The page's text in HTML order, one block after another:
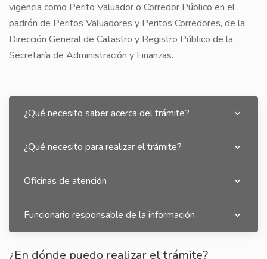
vigencia como Perito Valuador o Corredor Público en el
padrón de Peritos Valuadores y Peritos Corredores, de la
Dirección General de Catastro y Registro Público de la
Secretaría de Administración y Finanzas.
¿Qué necesito saber acerca del trámite?
¿Qué necesito para realizar el trámite?
Oficinas de atención
Funcionario responsable de la información
¿En dónde puedo realizar el trámite?